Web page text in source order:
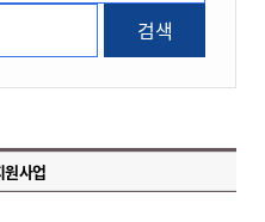
검색
원사업